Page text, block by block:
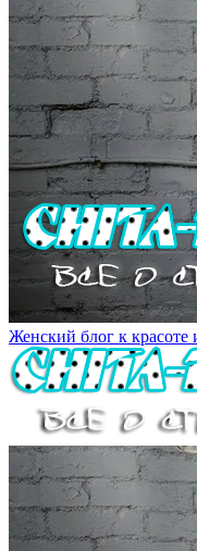
Женский блог к красоте